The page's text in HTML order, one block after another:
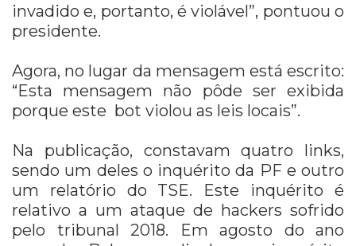
invadido e, portanto, é violável”, pontuou o
presidente.
Agora, no lugar da mensagem está escrito:
“Esta mensagem não pôde ser exibida
porque este bot violou as leis locais”.
Na publicação, constavam quatro links,
sendo um deles o inquérito da PF e outro
um relatório do TSE. Este inquérito é
relativo a um ataque de hackers sofrido
pelo tribunal 2018. Em agosto do ano